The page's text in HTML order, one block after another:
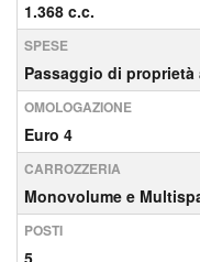
1.368 c.c.
SPESE
Passaggio di
OMOLOGAZIONE
Euro 4
CARROZZERIA
Monovolume e
POSTI
5